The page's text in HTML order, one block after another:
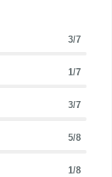
3/7
1/7
3/7
5/8
1/8